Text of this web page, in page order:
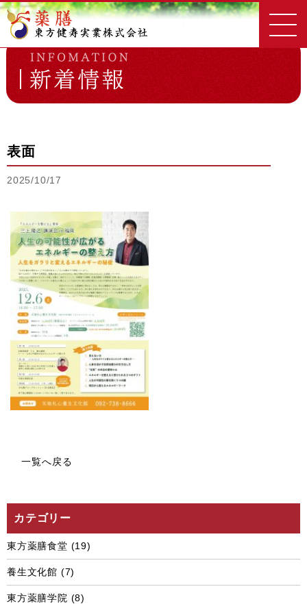
東方健寿実業 新着情報一覧 表面
表面
2025/10/17
一覧へ戻る
カテゴリー
東方薬膳食堂 (19)
養生文化館 (7)
東方薬膳学院 (8)